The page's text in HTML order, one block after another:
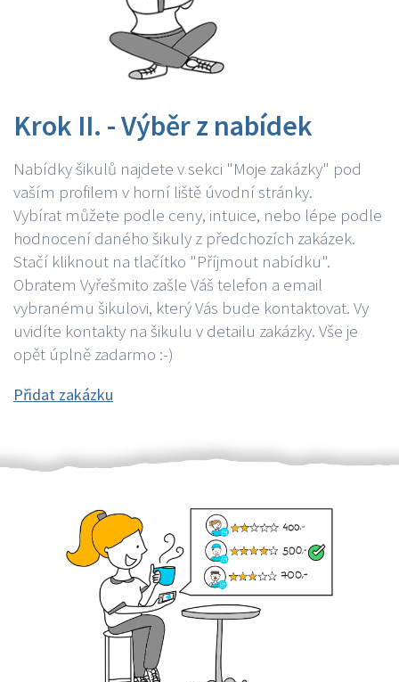
Krok II. - Výběr z nabídek
Nabídky šikulů najdete v sekci "Moje zakázky" pod
vaším profilem v horní liště úvodní stránky.
Vybírat můžete podle ceny, intuice, nebo lépe podle
hodnocení daného šikuly z předchozích zakázek.
Stačí kliknout na tlačítko "Příjmout nabídku".
Obratem Vyřešmito zašle Váš telefon a email
vybranému šikulovi, který Vás bude kontaktovat. Vy
uvidíte kontakty na šikulu v detailu zakázky. Vše je
opět úplně zadarmo :-)
Přidat zakázku